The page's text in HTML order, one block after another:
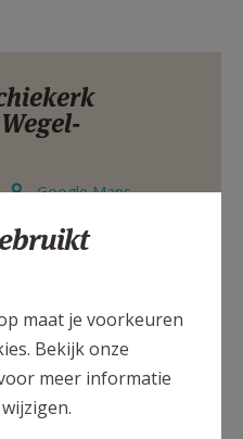
Google Maps
maat je voorkeuren
Bekijk onze
meer informatie